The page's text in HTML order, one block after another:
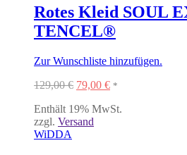
gewählt
werden
Rotes Kleid SOUL
TENCEL®
Zur Wunschliste hinzufügen.
129,00€ Ursprünglicher
war:
129,00 €
79,00 €Aktueller
ist:
*
Enthält 19% MwSt.
zzgl. Versand
WiDDA